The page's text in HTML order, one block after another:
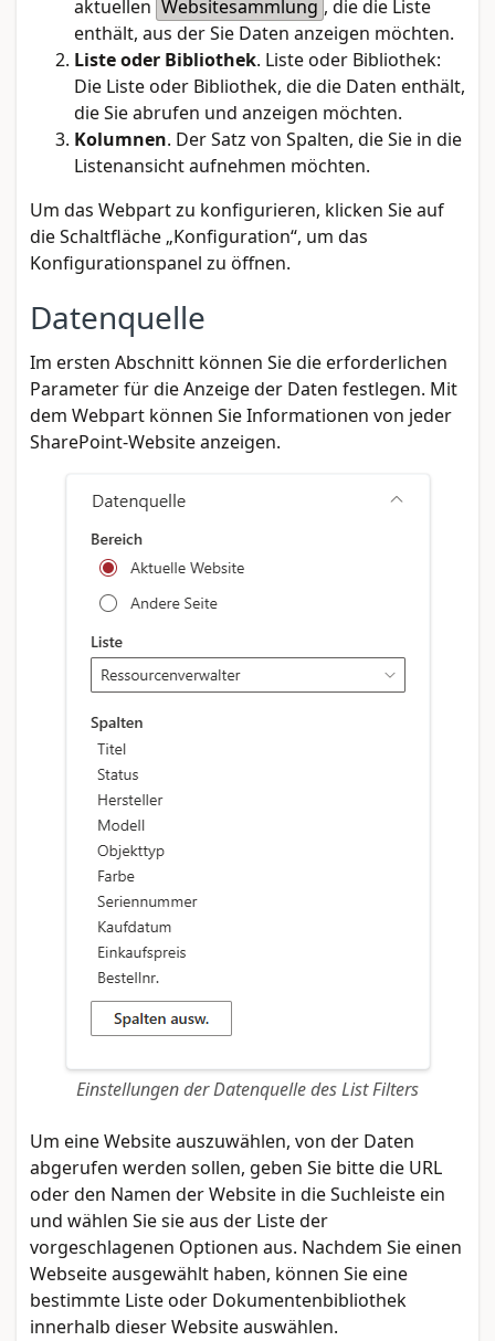
aktuellen Websitesammlung , die die Liste
enthält, aus der Sie Daten anzeigen möchten.
Liste oder Bibliothek. Liste oder Bibliothek:
Die Liste oder Bibliothek, die die Daten enthält,
die Sie abrufen und anzeigen möchten.
Kolumnen. Der Satz von Spalten, die Sie in die
Listenansicht aufnehmen möchten.
Um das Webpart zu konfigurieren, klicken Sie auf
die Schaltfläche „Konfiguration“, um das
Konfigurationspanel zu öffnen.
Datenquelle
Im ersten Abschnitt können Sie die erforderlichen
Parameter für die Anzeige der Daten festlegen. Mit
dem Webpart können Sie Informationen von jeder
SharePoint-Website anzeigen.
Einstellungen der Datenquelle des List Filters
Um eine Website auszuwählen, von der Daten
abgerufen werden sollen, geben Sie bitte die URL
oder den Namen der Website in die Suchleiste ein
und wählen Sie sie aus der Liste der
vorgeschlagenen Optionen aus. Nachdem Sie einen
Webseite ausgewählt haben, können Sie eine
bestimmte Liste oder Dokumentenbibliothek
innerhalb dieser Website auswählen.